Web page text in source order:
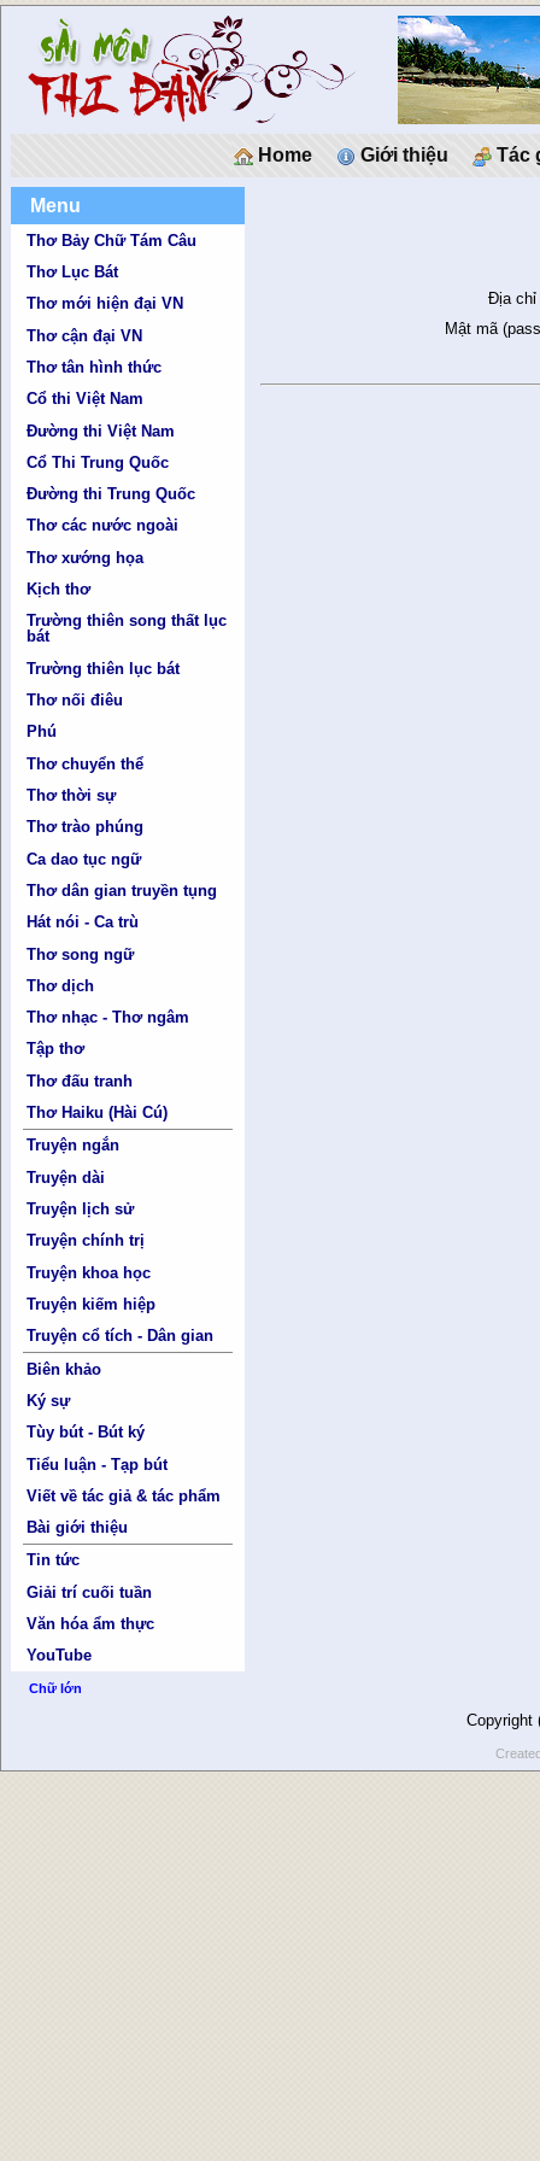
Home Giới thiệu Tác
Menu
Thơ Bảy Chữ Tám Câu
Thơ Lục Bát
Thơ mới hiện đại VN
Thơ cận đại VN
Thơ tân hình thức
Cổ thi Việt Nam
Đường thi Việt Nam
Cổ Thi Trung Quốc
Đường thi Trung Quốc
Thơ các nước ngoài
Thơ xướng họa
Kịch thơ
Trường thiên song thất lục
bát
Trường thiên lục bát
Thơ nối điêu
Phú
Thơ chuyển thể
Thơ thời sự
Thơ trào phúng
Ca dao tục ngữ
Thơ dân gian truyền tụng
Hát nói - Ca trù
Thơ song ngữ
Thơ dịch
Thơ nhạc - Thơ ngâm
Tập thơ
Thơ đấu tranh
Thơ Haiku (Hài Cú)
Truyện ngắn
Truyện dài
Truyện lịch sử
Truyện chính trị
Truyện khoa học
Truyện kiếm hiệp
Truyện cổ tích - Dân gian
Biên khảo
Ký sự
Tùy bút - Bút ký
Tiểu luận - Tạp bút
Viết về tác giả & tác phẩm
Bài giới thiệu
Tin tức
Giải trí cuối tuần
Văn hóa ẩm thực
YouTube
Chữ lớn
Địa chỉ
Mật mã
Copyright